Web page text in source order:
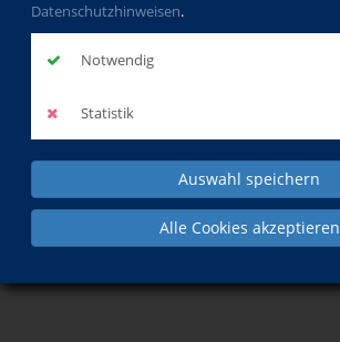
Datenschutzhinweisen.
Notwendig
Statistik
Auswahl speichern
Alle Cookies akzeptieren
Gesellschaft
Arbeit und Leben (DGB/VHS)